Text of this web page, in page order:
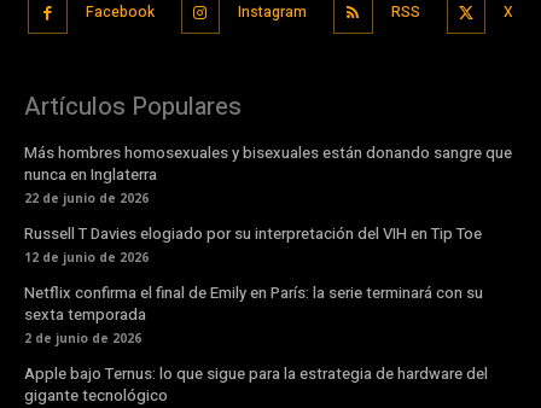
Facebook Instagram RSS X
Artículos Populares
Más hombres homosexuales y bisexuales están donando sangre que
nunca en Inglaterra
22 de junio de 2026
Russell T Davies elogiado por su interpretación del VIH en Tip Toe
12 de junio de 2026
Netflix confirma el final de Emily en París: la serie terminará con su
sexta temporada
2 de junio de 2026
Apple bajo Ternus: lo que sigue para la estrategia de hardware del
gigante tecnológico